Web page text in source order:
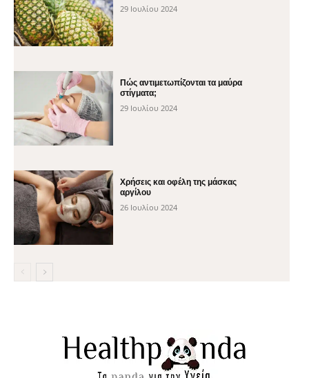
29 Ιουλίου 2024
Πώς αντιμετωπίζονται τα μαύρα
στίγματα;
29 Ιουλίου 2024
Χρήσεις και οφέλη της μάσκας
αργίλου
26 Ιουλίου 2024